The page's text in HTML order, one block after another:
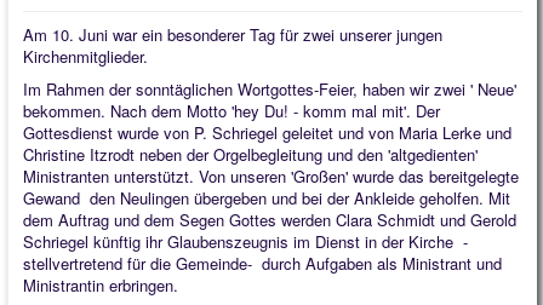
Am 10. Juni war ein besonderer Tag für zwei unserer jungen
Kirchenmitglieder.
Im Rahmen der sonntäglichen Wortgottes-Feier, haben wir zwei ' Neue'
bekommen. Nach dem Motto 'hey Du! - komm mal mit'. Der
Gottesdienst wurde von P. Schriegel geleitet und von Maria Lerke und
Christine Itzrodt neben der Orgelbegleitung und den 'altgedienten'
Ministranten unterstützt. Von unseren 'Großen' wurde das bereitgelegte
Gewand den Neulingen übergeben und bei der Ankleide geholfen. Mit
dem Auftrag und dem Segen Gottes werden Clara Schmidt und Gerold
Schriegel künftig ihr Glaubenszeugnis im Dienst in der Kirche -
stellvertretend für die Gemeinde- durch Aufgaben als Ministrant und
Ministrantin erbringen.